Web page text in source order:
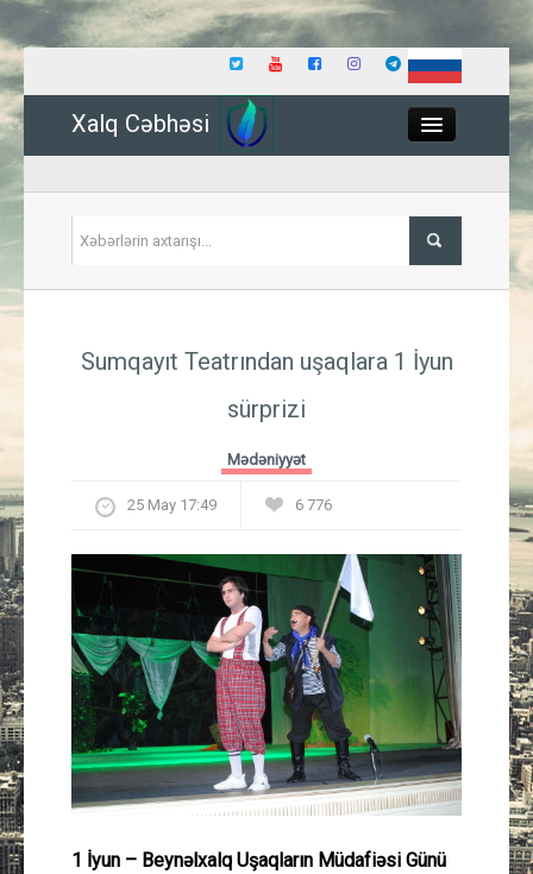
Xalq Cəbhəsi
İqtisadiyyat
Güney Azərbaycan
Mədəniyyət
Müsahibə
İdman
Layihə
Gündəm
Sumqayıt Teatrından uşaqlara 1 İyun
sürprizi
Mədəniyyət
25 May 17:49 6 776
1 İyun – Beynəlxalq Uşaqların Müdafiəsi Günü